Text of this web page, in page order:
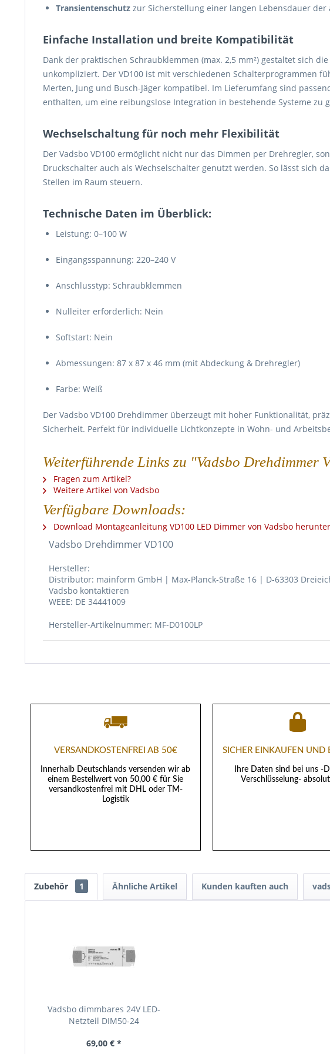
Transientenschutz zur Sicherstellung einer langen Lebensdauer
Einfache Installation und breite Kompatibilität
Dank der praktischen Schraubklemmen (max. 2,5 mm²) gestaltet sich
unkompliziert. Der VD100 ist mit verschiedenen Schalterprogrammen
Merten, Jung und Busch-Jäger kompatibel. Im Lieferumfang sind
enthalten, um eine reibungslose Integration in bestehende Systeme zu
Wechselschaltung für noch mehr Flexibilität
Der Vadsbo VD100 ermöglicht nicht nur das Dimmen per Drehregler,
Druckschalter auch als Wechselschalter genutzt werden. So lässt sich
Stellen im Raum steuern.
Technische Daten im Überblick:
Leistung: 0–100 W
Eingangsspannung: 220–240 V
Anschlusstyp: Schraubklemmen
Nulleiter erforderlich: Nein
Softstart: Nein
Abmessungen: 87 x 87 x 46 mm (mit Abdeckung & Drehregler)
Farbe: Weiß
Der Vadsbo VD100 Drehdimmer überzeugt mit hoher Funktionalität,
Sicherheit. Perfekt für individuelle Lichtkonzepte in Wohn- und
Weiterführende Links zu "Vadsbo Drehdimmer
Fragen zum Artikel?
Weitere Artikel von Vadsbo
Verfügbare Downloads:
Download Montageanleitung VD100 LED Dimmer von Vadsbo
Vadsbo Drehdimmer VD100
Hersteller:
Distributor: mainform GmbH | Max-Planck-Straße 16 | D-63303
Vadsbo kontaktieren
WEEE: DE 34441009
Hersteller-Artikelnummer: MF-D0100LP
VERSANDKOSTENFREI AB 50€
Innerhalb Deutschlands versenden wir ab
einem Bestellwert von 50,00 € für Sie
versandkostenfrei mit DHL oder TM-
Logistik
SICHER EINKAUFEN UND
Ihre Daten sind bei uns -
Verschlüsselung-
Zubehör 1 Ähnliche Artikel Kunden kauften auch
Vadsbo dimmbares 24V LED-
Netzteil DIM50-24
69,00 € *